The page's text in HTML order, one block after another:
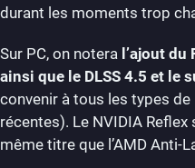
durant les moments trop
Sur PC, on notera l’ajout du
ainsi que le DLSS 4.5 et le
convenir à tous les types
récentes). Le NVIDIA
même titre que l’AMD Anti-